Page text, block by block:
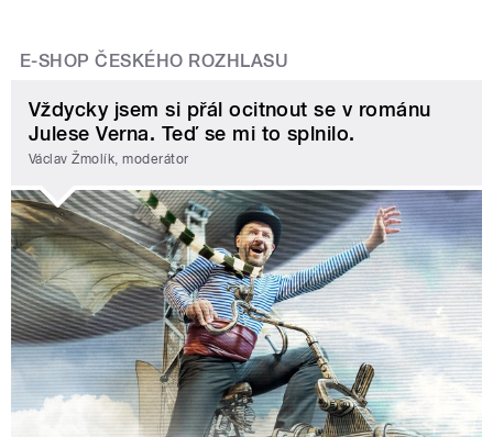
E-SHOP ČESKÉHO ROZHLASU
Vždycky jsem si přál ocitnout se v románu
Julese Verna. Teď se mi to splnilo.
Václav Žmolík, moderátor